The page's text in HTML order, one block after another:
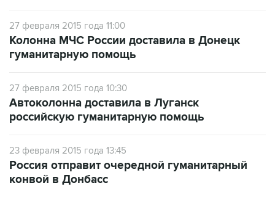
27 февраля 2015 года 11:00
Колонна МЧС России доставила в Донецк
гуманитарную помощь
27 февраля 2015 года 10:30
Автоколонна доставила в Луганск
российскую гуманитарную помощь
23 февраля 2015 года 13:45
Россия отправит очередной гуманитарный
конвой в Донбасс